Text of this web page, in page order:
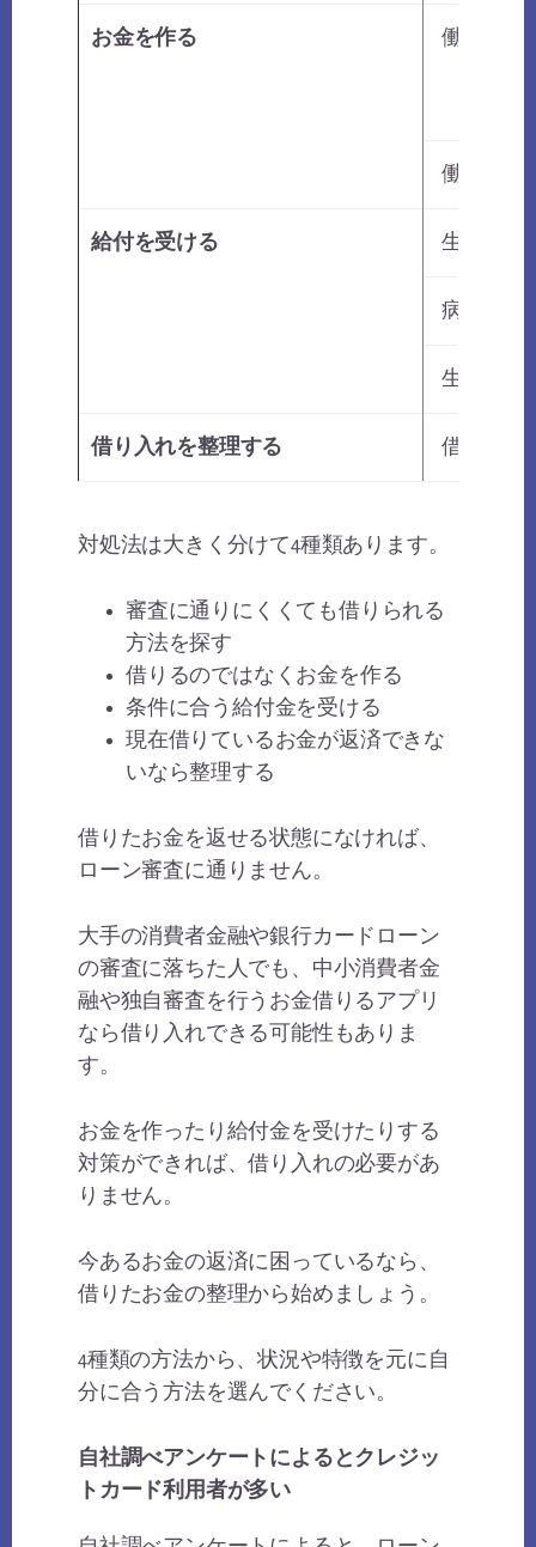
お金を作る 働く時間
働く時間
給付を受ける 生活に困
病気や怪
生活が成
借り入れを整理する 借り入れ
対処法は大きく分けて4種類あります。
審査に通りにくくても借りられる
方法を探す
借りるのではなくお金を作る
条件に合う給付金を受ける
現在借りているお金が返済できな
いなら整理する
借りたお金を返せる状態になければ、
ローン審査に通りません。
大手の消費者金融や銀行カードローン
の審査に落ちた人でも、中小消費者金
融や独自審査を行うお金借りるアプリ
なら借り入れできる可能性もありま
す。
お金を作ったり給付金を受けたりする
対策ができれば、借り入れの必要があ
りません。
今あるお金の返済に困っているなら、
借りたお金の整理から始めましょう。
4種類の方法から、状況や特徴を元に自
分に合う方法を選んでください。
自社調べアンケートによるとクレジッ
トカード利用者が多い